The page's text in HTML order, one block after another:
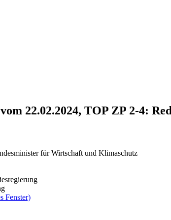
22.02.2024, TOP ZP 2-4:
für Wirtschaft und Klimaschutz
Fenster)